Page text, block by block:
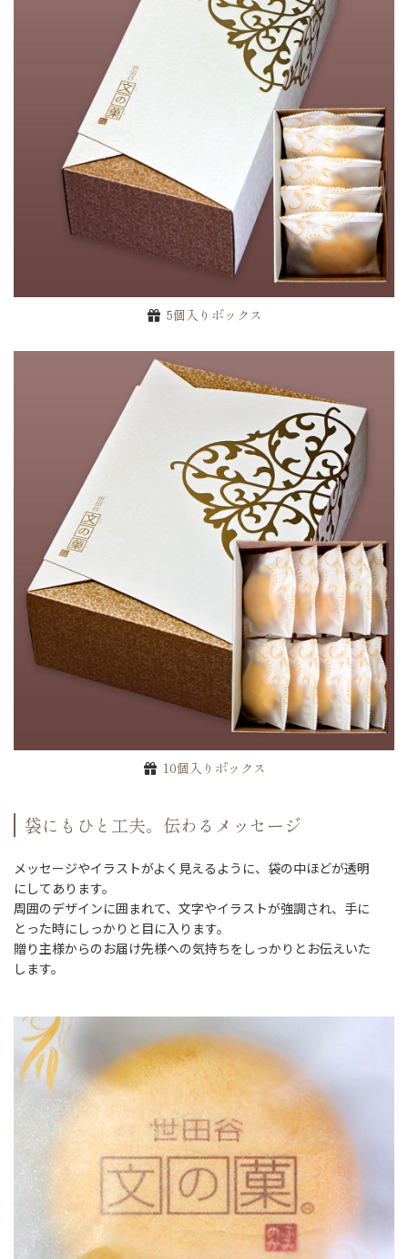
5個入りボックス
10個入りボックス
袋にもひと工夫。伝わるメッセージ
メッセージやイラストがよく見えるように、袋の中ほどが透明
にしてあります。
周囲のデザインに囲まれて、文字やイラストが強調され、手に
とった時にしっかりと目に入ります。
贈り主様からのお届け先様への気持ちをしっかりとお伝えいた
します。